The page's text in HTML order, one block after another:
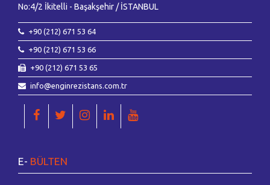
No:4/2 İkitelli - Başakşehir / İSTANBUL
+90 (212) 671 53 64
+90 (212) 671 53 66
+90 (212) 671 53 65
info@enginrezistans.com.tr
E- BÜLTEN